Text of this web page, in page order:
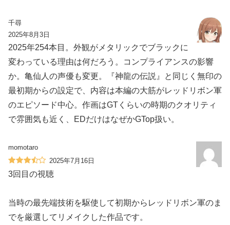
千尋
2025年8月3日
2025年254本目。外観がメタリックでブラックに
変わっている理由は何だろう。コンプライアンスの影響
か。亀仙人の声優も変更。『神龍の伝説』と同じく無印の
最初期からの設定で、内容は本編の大筋がレッドリボン軍
のエピソード中心。作画はGTくらいの時期のクオリティ
で雰囲気も近く、EDだけはなぜかGTop扱い。
momotaro
2025年7月16日
3回目の視聴
当時の最先端技術を駆使して初期からレッドリボン軍のま
でを厳選してリメイクした作品です。